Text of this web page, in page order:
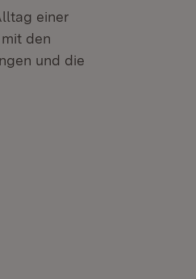
einer
den
und die